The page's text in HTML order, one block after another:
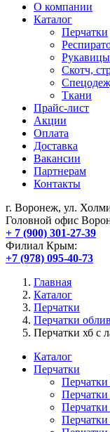
О компании
Каталог
Перчатки
Скотч,
Ткани
Прайс-лист
Акции
Оплата
Доставка
Вакансии
Партнерам
Контакты
г. Воронеж, ул.
Головной офис
+ 7 (900) 301-27-39
Филиал Крым:
+7 (978) 095-40-73
Главная
Каталог
Перчатки
Перчатки
Перчатки хб с
Каталог
Перчатки